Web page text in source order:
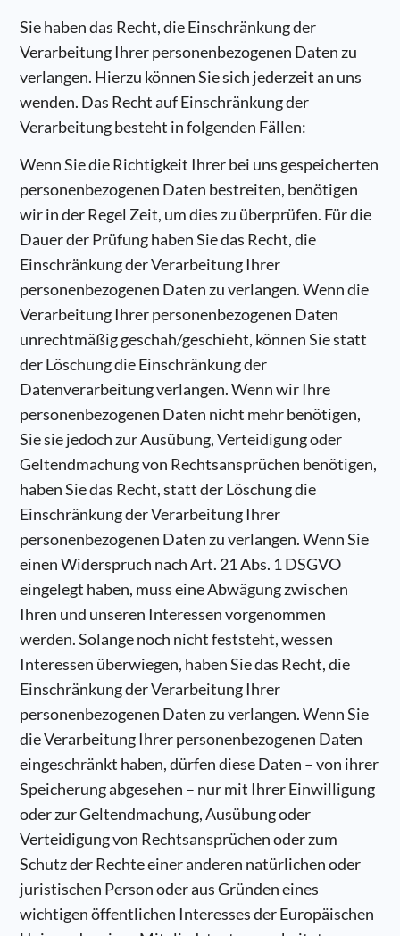
Sie haben das Recht, die Einschränkung der
Verarbeitung Ihrer personenbezogenen Daten zu
verlangen. Hierzu können Sie sich jederzeit an uns
wenden. Das Recht auf Einschränkung der
Verarbeitung besteht in folgenden Fällen:
Wenn Sie die Richtigkeit Ihrer bei uns gespeicherten
personenbezogenen Daten bestreiten, benötigen
wir in der Regel Zeit, um dies zu überprüfen. Für die
Dauer der Prüfung haben Sie das Recht, die
Einschränkung der Verarbeitung Ihrer
personenbezogenen Daten zu verlangen. Wenn die
Verarbeitung Ihrer personenbezogenen Daten
unrechtmäßig geschah/geschieht, können Sie statt
der Löschung die Einschränkung der
Datenverarbeitung verlangen. Wenn wir Ihre
personenbezogenen Daten nicht mehr benötigen,
Sie sie jedoch zur Ausübung, Verteidigung oder
Geltendmachung von Rechtsansprüchen benötigen,
haben Sie das Recht, statt der Löschung die
Einschränkung der Verarbeitung Ihrer
personenbezogenen Daten zu verlangen. Wenn Sie
einen Widerspruch nach Art. 21 Abs. 1 DSGVO
eingelegt haben, muss eine Abwägung zwischen
Ihren und unseren Interessen vorgenommen
werden. Solange noch nicht feststeht, wessen
Interessen überwiegen, haben Sie das Recht, die
Einschränkung der Verarbeitung Ihrer
personenbezogenen Daten zu verlangen. Wenn Sie
die Verarbeitung Ihrer personenbezogenen Daten
eingeschränkt haben, dürfen diese Daten – von ihrer
Speicherung abgesehen – nur mit Ihrer Einwilligung
oder zur Geltendmachung, Ausübung oder
Verteidigung von Rechtsansprüchen oder zum
Schutz der Rechte einer anderen natürlichen oder
juristischen Person oder aus Gründen eines
wichtigen öffentlichen Interesses der Europäischen